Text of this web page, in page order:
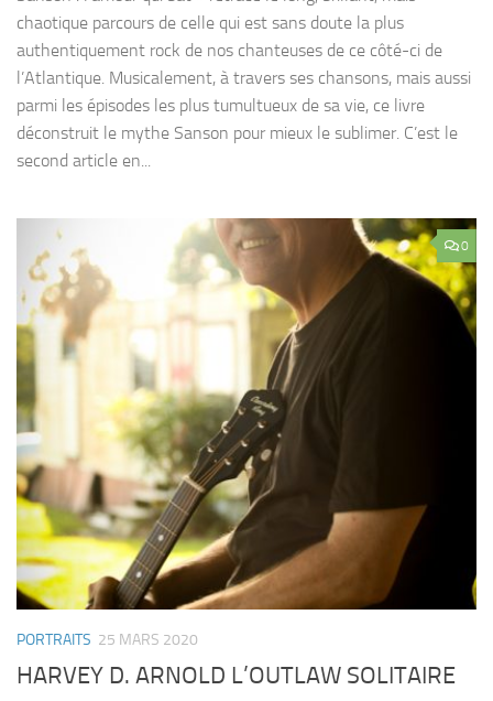
chaotique parcours de celle qui est sans doute la plus
authentiquement rock de nos chanteuses de ce côté-ci de
l’Atlantique. Musicalement, à travers ses chansons, mais aussi
parmi les épisodes les plus tumultueux de sa vie, ce livre
déconstruit le mythe Sanson pour mieux le sublimer. C’est le
second article en...
0
PORTRAITS 25 MARS 2020
HARVEY D. ARNOLD L’OUTLAW SOLITAIRE